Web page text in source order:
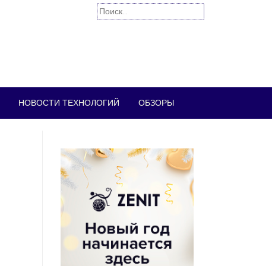
Найти:
НОВОСТИ ТЕХНОЛОГИЙ ОБЗОРЫ